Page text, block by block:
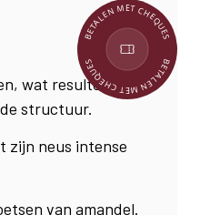
BETALEN MET CHEQUES
BETALEN MET CHEQUES
wat resulteert in
structuur.
zijn neus intense
van amandel.